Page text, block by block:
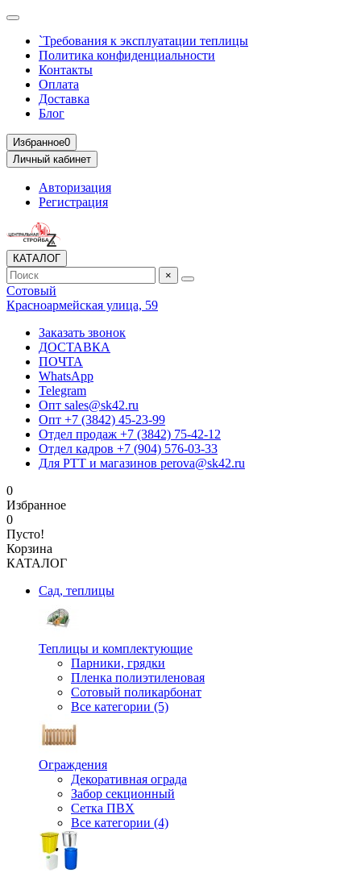
`Требования к эксплуатации теплицы
Политика конфиденциальности
Контакты
Оплата
Доставка
Блог
Избранное0
Личный кабинет
Авторизация
Регистрация
КАТАЛОГ
×
Сотовый
Красноармейская улица, 59
Заказать звонок
ДОСТАВКА
ПОЧТА
WhatsApp
Telegram
Опт sales@sk42.ru
Опт +7 (3842) 45-23-99
Отдел продаж +7 (3842) 75-42-12
Отдел кадров +7 (904) 576-03-33
Для РТТ и магазинов perova@sk42.ru
0
Избранное
0
Пусто!
Корзина
КАТАЛОГ
Сад, теплицы
Теплицы и комплектующие
Парники, грядки
Пленка полиэтиленовая
Сотовый поликарбонат
Все категории (5)
Ограждения
Декоративная ограда
Забор секционный
Сетка ПВХ
Все категории (4)